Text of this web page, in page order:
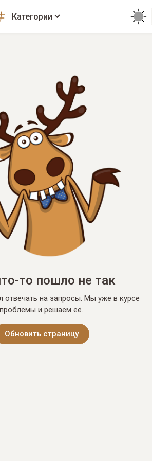
Категории
то пошло не так
отвечать на запросы. Мы уже в курсе
проблемы и решаем её.
Обновить страницу